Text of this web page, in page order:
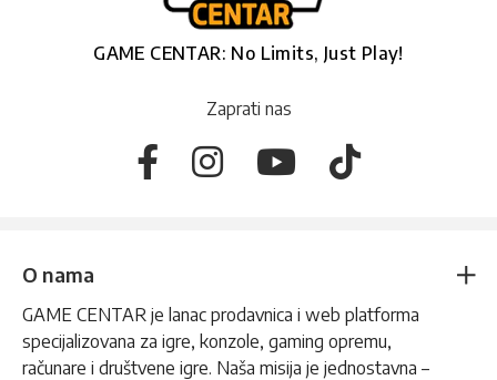
GAME CENTAR: No Limits, Just Play!
Zaprati nas
O nama
GAME CENTAR je lanac prodavnica i web platforma
specijalizovana za igre, konzole, gaming opremu,
računare i društvene igre. Naša misija je jednostavna –